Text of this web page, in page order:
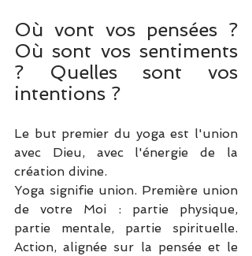
Où vont vos pensées ?
Où sont vos sentiments
? Quelles sont vos
intentions ?
Le but premier du yoga est l'union
avec Dieu, avec l'énergie de la
création divine.
Yoga signifie union. Première union
de votre Moi : partie physique,
partie mentale, partie spirituelle.
Action, alignée sur la pensée et le